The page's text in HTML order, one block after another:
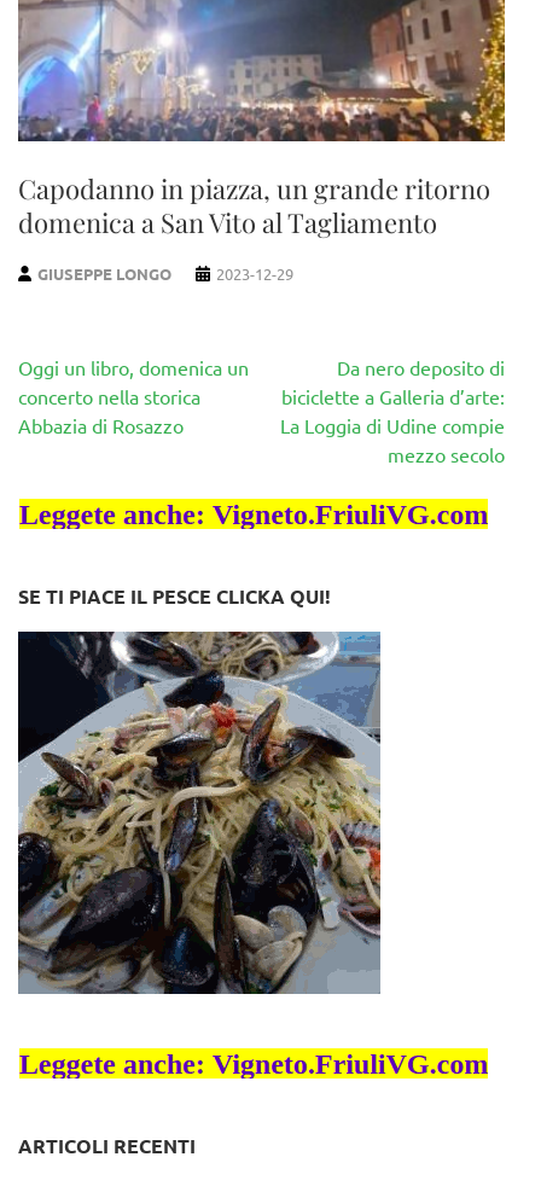
Capodanno in piazza, un grande ritorno
domenica a San Vito al Tagliamento
GIUSEPPE LONGO 2023-12-29
Navigazione
articoli
Oggi un libro, domenica un
concerto nella storica
Abbazia di Rosazzo
Da nero deposito di
biciclette a Galleria d’arte:
La Loggia di Udine compie
mezzo secolo
SE TI PIACE IL PESCE CLICKA QUI!
ARTICOLI RECENTI